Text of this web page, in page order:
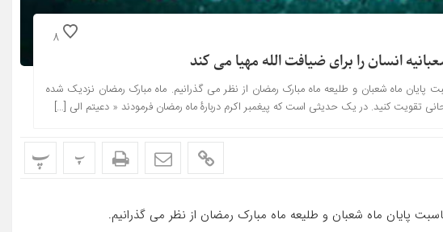
8
انسان را برای ضیافت الله مهیا می کند
پایان ماه شعبان و طلیعه ماه مبارک رمضان از نظر می گذرانیم. ماه مبارک رمضان نزدیک شده
تقویت کنید. در یک حدیثی است که پیغمبر اکرم دربارۀ ماه رمضان فرمودند « دعیتم الی […]
پ پ
پایان ماه شعبان و طلیعه ماه مبارک رمضان از نظر می گذرانیم.